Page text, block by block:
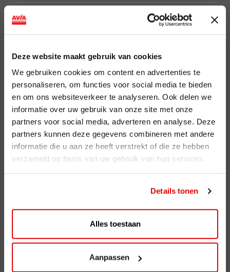
Deze website maakt gebruik van cookies
We gebruiken cookies om content en advertenties te
personaliseren, om functies voor social media te bieden
en om ons websiteverkeer te analyseren. Ook delen we
informatie over uw gebruik van onze site met onze
partners voor social media, adverteren en analyse. Deze
partners kunnen deze gegevens combineren met andere
informatie die u aan ze heeft verstrekt of die ze hebben
verzameld op basis van uw gebruik van hun services.
Details tonen
Alles toestaan
Aanpassen
Registreren
AVIA Card
AVIA Energie
AVIA brandstoffen
Benzine
Super Plus 98
AVIA smeermiddelen
Kentekencheck